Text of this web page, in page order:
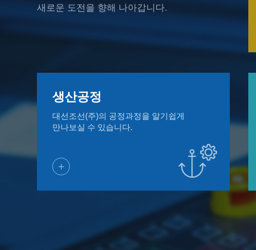
새로운 도전을 향해 나아갑니다.
생산공정
대선조선(주)의 공정과정을 알기쉽게
만나보실 수 있습니다.